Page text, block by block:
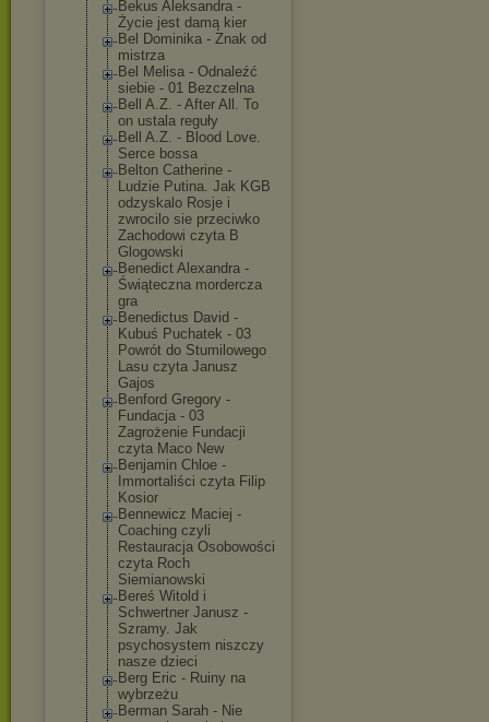
Bekus Aleksandra -
Życie jest damą kier
Bel Dominika - Znak od
mistrza
Bel Melisa - Odnaleźć
siebie - 01 Bezczelna
Bell A.Z. - After All. To
on ustala reguły
Bell A.Z. - Blood Love.
Serce bossa
Belton Catherine -
Ludzie Putina. Jak KGB
odzyskalo Rosje i
zwrocilo sie przeciwko
Zachodowi czyta B
Glogowski
Benedict Alexandra -
Świąteczna mordercza
gra
Benedictus David -
Kubuś Puchatek - 03
Powrót do Stumilowego
Lasu czyta Janusz
Gajos
Benford Gregory -
Fundacja - 03
Zagrożenie Fundacji
czyta Maco New
Benjamin Chloe -
Immortaliści czyta Filip
Kosior
Bennewicz Maciej -
Coaching czyli
Restauracja Osobowości
czyta Roch
Siemianowski
Bereś Witold i
Schwertner Janusz -
Szramy. Jak
psychosystem niszczy
nasze dzieci
Berg Eric - Ruiny na
wybrzeżu
Berman Sarah - Nie